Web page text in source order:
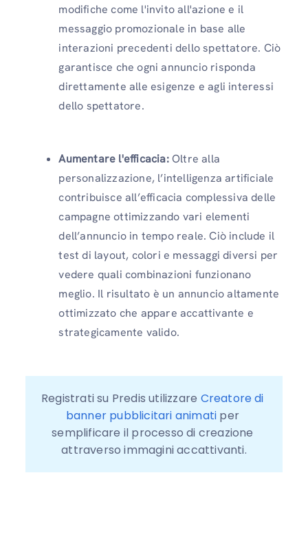
modifiche come l'invito all'azione e il
messaggio promozionale in base alle
interazioni precedenti dello spettatore. Ciò
garantisce che ogni annuncio risponda
direttamente alle esigenze e agli interessi
dello spettatore.
Aumentare l'efficacia:Oltre alla
personalizzazione, l’intelligenza artificiale
contribuisce all’efficacia complessiva delle
campagne ottimizzando vari elementi
dell’annuncio in tempo reale. Ciò include il
test di layout, colori e messaggi diversi per
vedere quali combinazioni funzionano
meglio. Il risultato è un annuncio altamente
ottimizzato che appare accattivante e
strategicamente valido.
Registrati su Predis utilizzare Creatore di
banner pubblicitari animati per
semplificare il processo di creazione
attraverso immagini accattivanti.